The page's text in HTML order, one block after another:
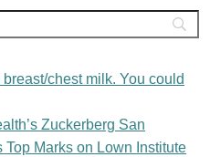
chest milk. You could
Zuckerberg San
Marks on Lown Institute